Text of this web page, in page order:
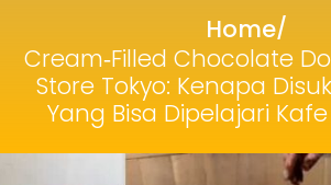
Home/
Cream‑Filled Chocolate
Store Tokyo: Kenapa
Yang Bisa Dipelajari